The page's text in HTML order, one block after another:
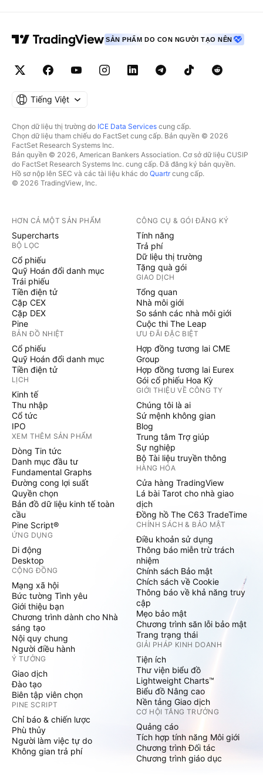
SẢN PHẨM DO CON NGƯỜI TẠO NÊN
Tiếng Việt
Chọn dữ liệu thị trường do ICE Data Services cung cấp.
Chọn dữ liệu tham chiếu do FactSet cung cấp. Bản quyền © 2026
FactSet Research Systems Inc.
Bản quyền © 2026, American Bankers Association. Cơ sở dữ liệu CUSIP
do FactSet Research Systems Inc. cung cấp. Đã đăng ký bản quyền.
Hồ sơ nộp lên SEC và các tài liệu khác do Quartrcung cấp.
© 2026 TradingView, Inc.
HƠN CẢ MỘT SẢN PHẨM
Supercharts
BỘ LỌC
Cổ phiếu
Quỹ Hoán đổi danh mục
Trái phiếu
Tiền điện tử
Cặp CEX
Cặp DEX
Pine
BẢN ĐỒ NHIỆT
Cổ phiếu
Quỹ Hoán đổi danh mục
Tiền điện tử
LỊCH
Kinh tế
Thu nhập
Cổ tức
IPO
XEM THÊM SẢN PHẨM
Dòng Tin tức
Danh mục đầu tư
Fundamental Graphs
Đường cong lợi suất
Quyền chọn
Bản đồ dữ liệu kinh tế toàn
cầu
Pine Script®
ỨNG DỤNG
Di động
Desktop
CỘNG ĐỒNG
Mạng xã hội
Bức tường Tình yêu
Giới thiệu bạn
Chương trình dành cho Nhà
sáng tạo
Nội quy chung
Người điều hành
Ý TƯỞNG
Giao dịch
Đào tạo
Biên tập viên chọn
PINE SCRIPT
Chỉ báo & chiến lược
Phù thủy
Người làm việc tự do
Không gian trả phí
CÔNG CỤ & GÓI ĐĂNG KÝ
Tính năng
Trả phí
Dữ liệu thị trường
Tặng quà gói
GIAO DỊCH
Tổng quan
Nhà môi giới
So sánh các nhà môi giới
Cuộc thi The Leap
ƯU ĐÃI ĐẶC BIỆT
Hợp đồng tương lai CME
Group
Hợp đồng tương lai Eurex
Gói cổ phiếu Hoa Kỳ
GIỚI THIỆU VỀ CÔNG TY
Chúng tôi là ai
Sứ mệnh không gian
Blog
Trung tâm Trợ giúp
Sự nghiệp
Bộ Tài liệu truyền thông
HÀNG HÓA
Cửa hàng TradingView
Lá bài Tarot cho nhà giao
dịch
Đồng hồ The C63 TradeTime
CHÍNH SÁCH & BẢO MẬT
Điều khoản sử dụng
Thông báo miễn trừ trách
nhiệm
Chính sách Bảo mật
Chích sách về Cookie
Thông báo về khả năng truy
cập
Mẹo bảo mật
Chương trình săn lỗi bảo mật
Trang trạng thái
GIẢI PHÁP KINH DOANH
Tiện ích
Thư viện biểu đồ
Lightweight Charts™
Biểu đồ Nâng cao
Nền tảng Giao dịch
CƠ HỘI TĂNG TRƯỞNG
Quảng cáo
Tích hợp tính năng Môi giới
Chương trình Đối tác
Chương trình giáo dục